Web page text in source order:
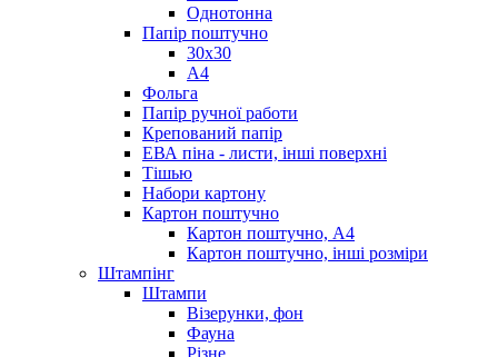
Однотонна
Папір поштучно
30х30
А4
Фольга
Папір ручної работи
Крепований папір
ЕВА піна - листи, інші поверхні
Тішью
Набори картону
Картон поштучно
Картон поштучно, А4
Картон поштучно, інші розміри
Штампінг
Штампи
Візерунки, фон
Фауна
Різне